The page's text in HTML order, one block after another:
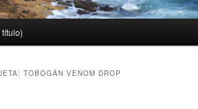
TOBOGÁN VENOM DROP